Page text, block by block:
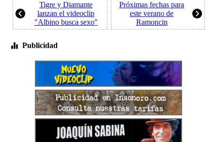
Tigre y Diamante
lanzan el videoclip
"Albino busca sexo"
Próximas fechas para
este verano de
Ramoncin
Publicidad